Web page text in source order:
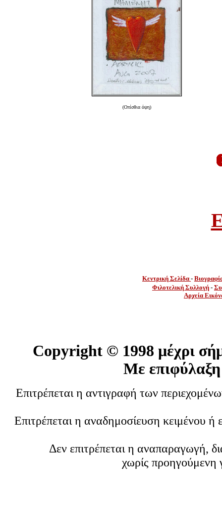
(Οπίσθια όψη)
Κεντρική Σελίδα -
Φιλοτελική Συλλογή -
Αρχεία
Copyright © 1998 μέχρι
Με επιφύλαξη
Επιτρέπεται η αντιγραφή των
Επιτρέπεται η αναδημοσίευση κειμένου
Δεν επιτρέπεται η αναπαραγωγή,
χωρίς προηγούμενη